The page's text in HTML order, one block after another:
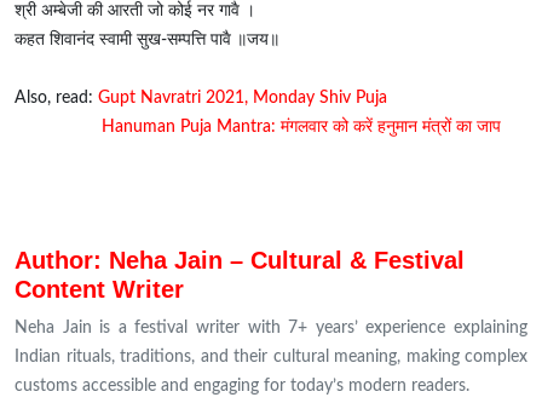
श्री अम्बेजी की आरती जो कोई नर गावै ।
कहत शिवानंद स्वामी सुख-सम्पत्ति पावै ॥जय॥
Also, read: Gupt Navratri 2021, Monday Shiv Puja
Hanuman Puja Mantra: मंगलवार को करें हनुमान मंत्रों का जाप
Author: Neha Jain – Cultural & Festival
Content Writer
Neha Jain is a festival writer with 7+ years’ experience explaining
Indian rituals, traditions, and their cultural meaning, making complex
customs accessible and engaging for today’s modern readers.